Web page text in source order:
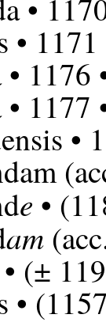
•
•
• 1176
• 1177
•
e •
am
(±
•